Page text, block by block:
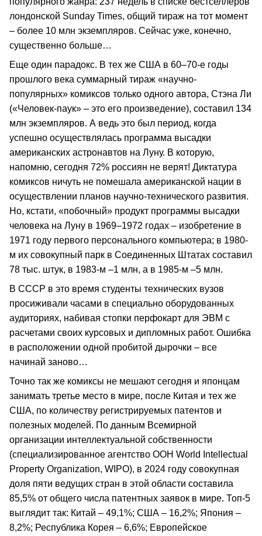
лондонской Sunday Times, общий тираж на тот момент
– более 10 млн экземпляров. Сейчас уже, конечно,
существенно больше…
Еще один парадокс. В тех же США в 60–70-е годы
прошлого века суммарный тираж «научно-
популярных» комиксов только одного автора, Стэна Ли
(«Человек-паук» – это его произведение), составил 134
млн экземпляров. А ведь это был период, когда
успешно осуществлялась программа высадки
американских астронавтов на Луну. В которую,
напомню, сегодня 72% россиян не верят! Диктатура
комиксов ничуть не помешала американской нации в
осуществлении планов научно-технического развития.
Но, кстати, «побочный» продукт программы высадки
человека на Луну в 1969–1972 годах – изобретение в
1971 году первого персонального компьютера; в 1980-
м их совокупный парк в Соединенных Штатах составил
78 тыс. штук, в 1983-м –1 млн, а в 1985-м –5 млн.
В СССР в это время студенты технических вузов
просиживали часами в специально оборудованных
аудиториях, набивая стопки перфокарт для ЭВМ с
расчетами своих курсовых и дипломных работ. Ошибка
в расположении одной пробитой дырочки – все
начинай заново…
Точно так же комиксы не мешают сегодня и японцам
занимать третье место в мире, после Китая и тех же
США, по количеству регистрируемых патентов и
полезных моделей. По данным Всемирной
организации интеллектуальной собственности
(специализированное агентство ООН World Intellectual
Property Organization, WIPO), в 2024 году совокупная
доля пяти ведущих стран в этой области составила
85,5% от общего числа патентных заявок в мире. Топ-5
выглядит так: Китай – 49,1%; США – 16,2%; Япония –
8,2%; Республика Корея – 6,6%; Европейское